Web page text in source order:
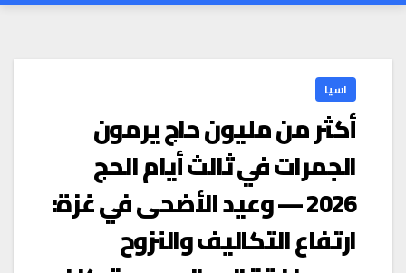
اسيا
أكثر من مليون حاج يرمون
الجمرات في ثالث أيام الحج
2026 — وعيد الأضحى في غزة:
ارتفاع التكاليف والنزوح